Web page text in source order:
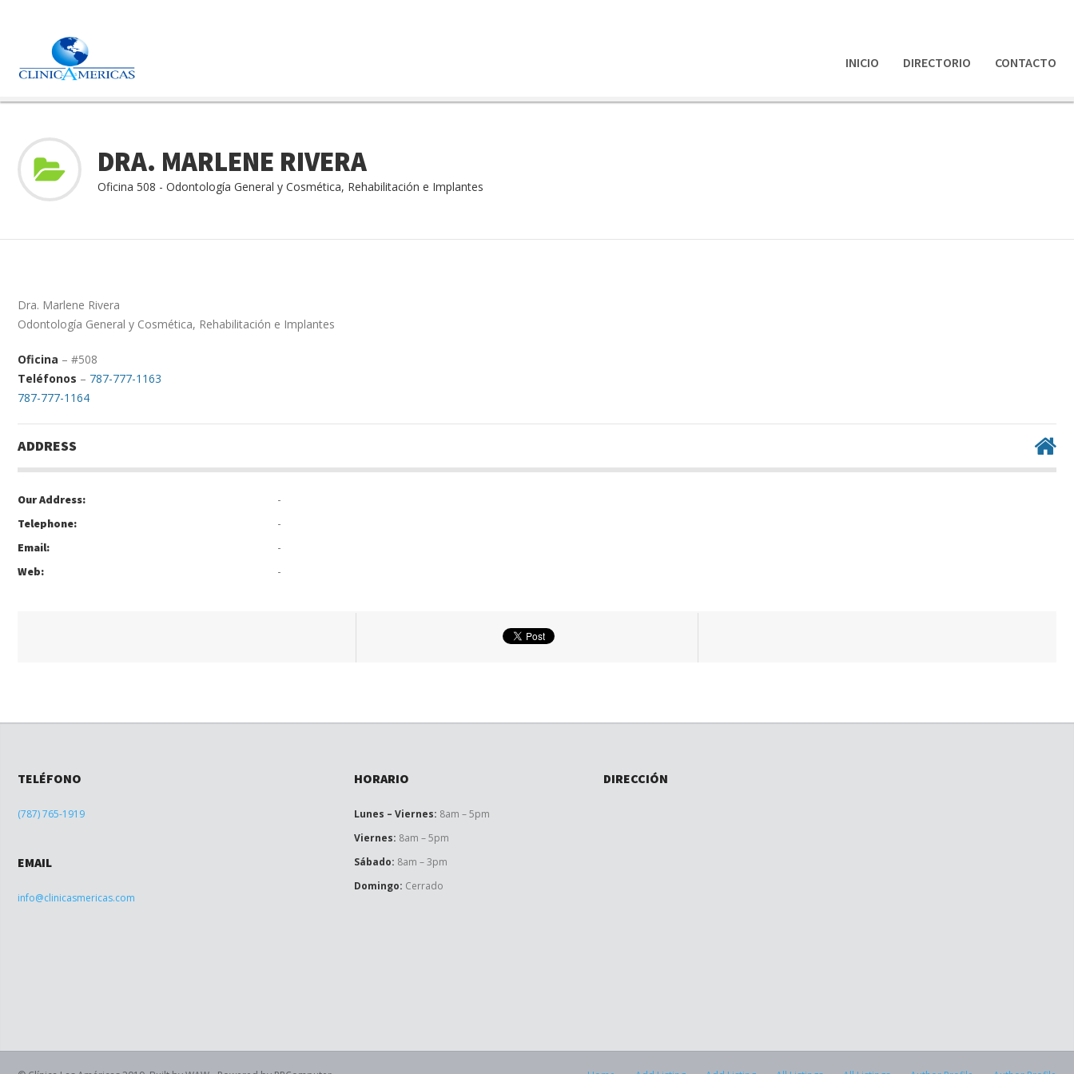
INICIO DIRECTORIO CONTACTO
DRA. MARLENE RIVERA
Oficina 508 - Odontología General y Cosmética, Rehabilitación e Implantes
Dra. Marlene Rivera
Odontología General y Cosmética, Rehabilitación e Implantes
Oficina – #508
Teléfonos – 787-777-1163
787-777-1164
ADDRESS
Our Address: -
Telephone: -
Email: -
Web: -
TELÉFONO
(787) 765-1919
EMAIL
info@clinicasmericas.com
HORARIO
Lunes – Viernes: 8am – 5pm
Viernes: 8am – 5pm
Sábado: 8am – 3pm
Domingo: Cerrado
DIRECCIÓN